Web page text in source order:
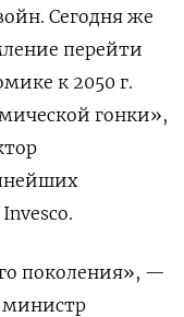
Сегодня же
перейти
к 2050 г.
гонки»,
поколения», —
министр